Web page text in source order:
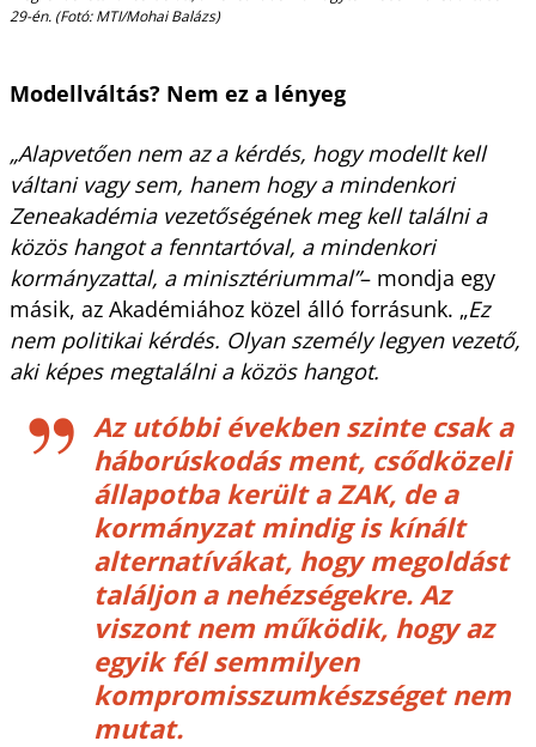
29-én. (Fotó: MTI/Mohai Balázs)
Modellváltás? Nem ez a lényeg
„Alapvetően nem az a kérdés, hogy modellt kell
váltani vagy sem, hanem hogy a mindenkori
Zeneakadémia vezetőségének meg kell találni a
közös hangot a fenntartóval, a mindenkori
kormányzattal, a minisztériummal”– mondja egy
másik, az Akadémiához közel álló forrásunk. „Ez
nem politikai kérdés. Olyan személy legyen vezető,
aki képes megtalálni a közös hangot.
Az utóbbi években szinte csak a
háborúskodás ment, csődközeli
állapotba került a ZAK, de a
kormányzat mindig is kínált
alternatívákat, hogy megoldást
találjon a nehézségekre. Az
viszont nem működik, hogy az
egyik fél semmilyen
kompromisszumkészséget nem
mutat.